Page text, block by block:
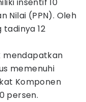
Nilai (PPN). Oleh
tadinya 12
mendapatkan
memenuhi
Komponen
persen.